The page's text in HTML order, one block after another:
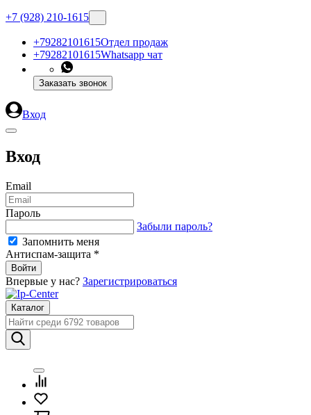
+7 (928) 210-1615
+79282101615Отдел продаж
+79282101615Whatsapp чат
Заказать звонок
Вход
Вход
Email
Пароль
Забыли пароль?
Запомнить меня
Антиспам-защита *
Впервые у нас? Зарегистрироваться
Каталог